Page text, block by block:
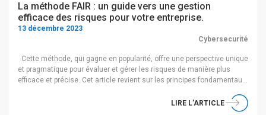
La méthode FAIR : un guide vers une gestion
efficace des risques pour votre entreprise.
13 décembre 2023
Cybersecurité
Cette méthode, qui gagne en popularité, offre une perspective unique
et pragmatique pour évaluer et gérer les risques de manière plus
efficace et précise. Cet article revient sur les principes fondamentaux
Analysis of Information Risk Le standard FAIR est un modèle
LIRE L’ARTICLE